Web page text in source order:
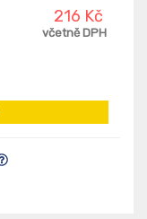
216 Kč
včetně DPH